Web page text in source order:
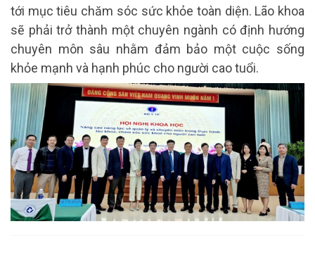
tới mục tiêu chăm sóc sức khỏe toàn diện. Lão khoa
sẽ phải trở thành một chuyên ngành có định hướng
chuyên môn sâu nhằm đảm bảo một cuộc sống
khỏe mạnh và hạnh phúc cho người cao tuổi.